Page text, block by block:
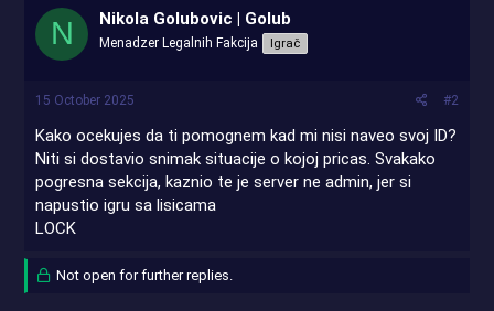
N Nikola Golubovic | Golub
Menadzer Legalnih Fakcija Igrač
15 October 2025 #2
Kako ocekujes da ti pomognem kad mi nisi naveo svoj ID?
Niti si dostavio snimak situacije o kojoj pricas. Svakako
pogresna sekcija, kaznio te je server ne admin, jer si
napustio igru sa lisicama
LOCK
Not open for further replies.